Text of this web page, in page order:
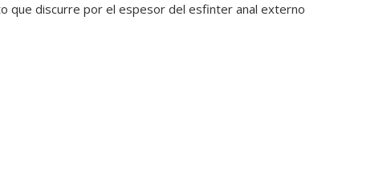
que discurre por el espesor del esfinter anal externo